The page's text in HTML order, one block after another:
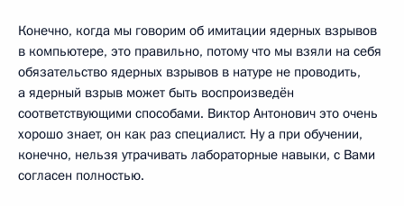
Конечно, когда мы говорим об имитации ядерных взрывов
в компьютере, это правильно, потому что мы взяли на себя
обязательство ядерных взрывов в натуре не проводить,
а ядерный взрыв может быть воспроизведён
соответствующими способами. Виктор Антонович это очень
хорошо знает, он как раз специалист. Ну а при обучении,
конечно, нельзя утрачивать лабораторные навыки, с Вами
согласен полностью.